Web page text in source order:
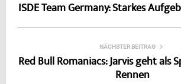
ISDE Team Germany: Starkes
NÄCHSTER BEITRAG
Red Bull Romaniacs: Jarvis geht als
Rennen